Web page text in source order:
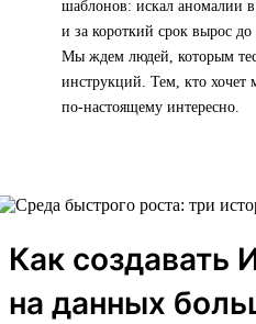
шаблонов: искал аномалии
и за короткий срок вырос до
Мы ждем людей, которым
инструкций. Тем, кто хочет
по-настоящему интересно.
Как создавать
на данных